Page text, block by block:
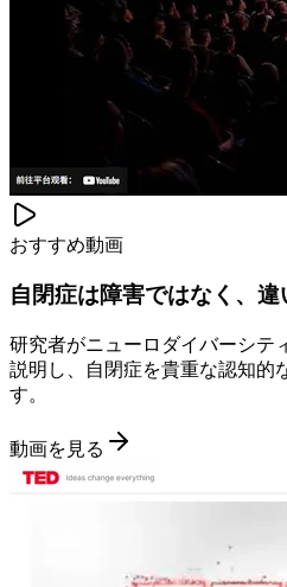
おすすめ動画
自閉症は障害ではなく、違
研究者がニューロダイバーシテ
説明し、自閉症を貴重な認知的
す。
動画を見る